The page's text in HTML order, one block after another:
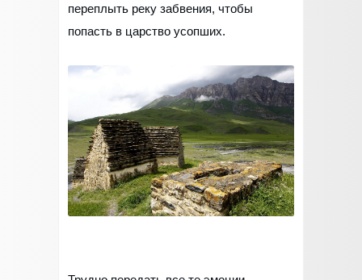
переплыть реку забвения, чтобы
попасть в царство усопших.